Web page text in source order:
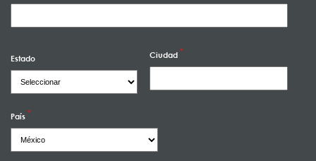
Estado Ciudad
País